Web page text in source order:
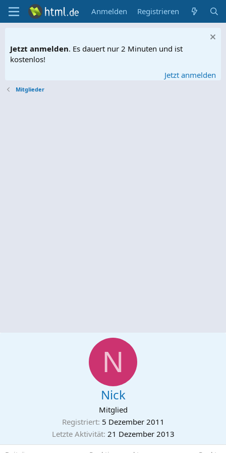
Anmelden Registrieren
Jetzt anmelden. Es dauert nur 2 Minuten und ist
kostenlos!
Jetzt anmelden
Mitglieder
N
Nick
Mitglied
Registriert 5 Dezember 2011
Letzte Aktivität 21 Dezember 2013